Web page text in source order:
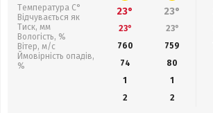
Температура С°
Відчувається як
Тиск, мм
Вологість, %
Вітер, м/с
Ймовірність опадів,
%
23° 23°
23° 23°
760
759
74
80
1
1
2
2